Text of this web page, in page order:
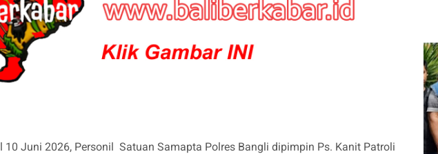
10 Juni 2026, Personil Satuan Samapta Polres Bangli dipimpin Ps. Kanit Patroli